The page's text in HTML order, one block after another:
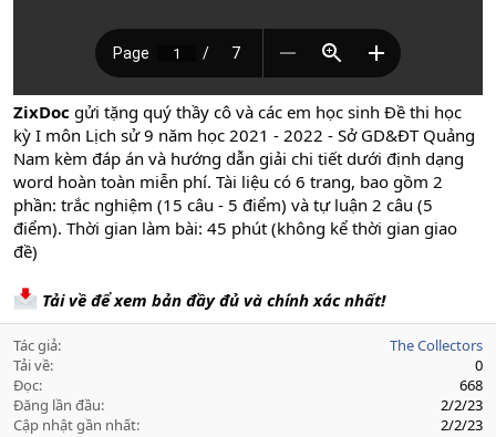
ZixDoc gửi tặng quý thầy cô và các em học sinh Đề thi học
kỳ I môn Lịch sử 9 năm học 2021 - 2022 - Sở GD&ĐT Quảng
Nam kèm đáp án và hướng dẫn giải chi tiết dưới định dạng
word hoàn toàn miễn phí. Tài liệu có 6 trang, bao gồm 2
phần: trắc nghiệm (15 câu - 5 điểm) và tự luận 2 câu (5
điểm). Thời gian làm bài: 45 phút (không kể thời gian giao
đề)
Tải về để xem bản đầy đủ và chính xác nhất!
Tác giả
The Collectors
Tải về
0
Đọc
668
Đăng lần đầu
2/2/23
Cập nhật gần nhất
2/2/23